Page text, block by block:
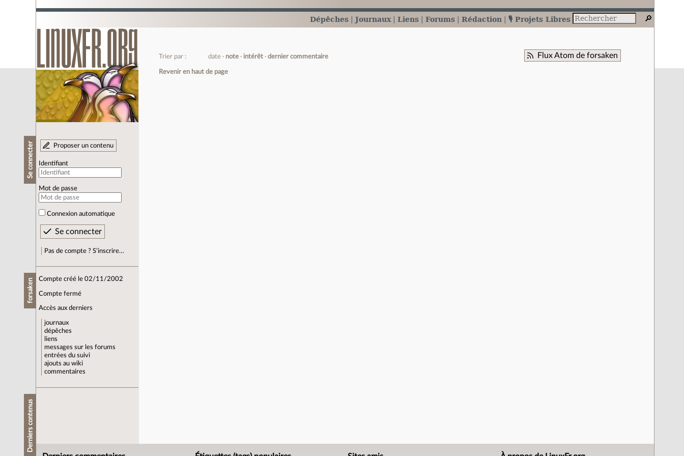
Dépêches Journaux Liens Forums Rédaction 🎙️ Projets Libres
Se connecter Proposer un contenu
Identifiant
Mot de passe
Connexion automatique
Pas de compte ? S’inscrire…
forsaken Compte créé le 02/11/2002
Compte fermé
Accès aux derniers
journaux
dépêches
liens
messages sur les forums
entrées du suivi
ajouts au wiki
commentaires
Derniers contenus
Flux Atom de forsaken
Trier par : date note intérêt dernier commentaire
Revenir en haut de page